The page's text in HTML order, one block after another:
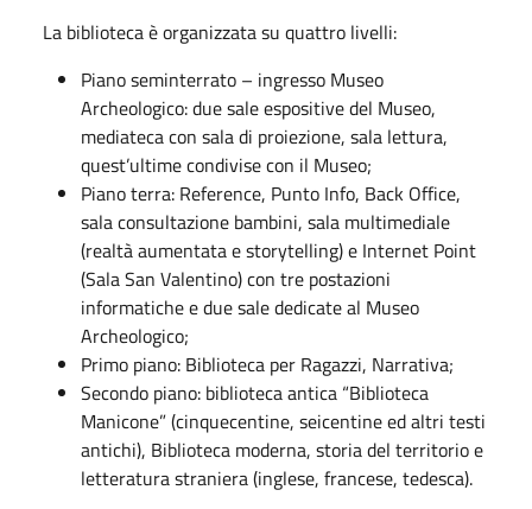
La biblioteca è organizzata su quattro livelli:
Piano seminterrato – ingresso Museo
Archeologico: due sale espositive del Museo,
mediateca con sala di proiezione, sala lettura,
quest’ultime condivise con il Museo;
Piano terra: Reference, Punto Info, Back Office,
sala consultazione bambini, sala multimediale
(realtà aumentata e storytelling) e Internet Point
(Sala San Valentino) con tre postazioni
informatiche e due sale dedicate al Museo
Archeologico;
Primo piano: Biblioteca per Ragazzi, Narrativa;
Secondo piano: biblioteca antica “Biblioteca
Manicone” (cinquecentine, seicentine ed altri testi
antichi), Biblioteca moderna, storia del territorio e
letteratura straniera (inglese, francese, tedesca).